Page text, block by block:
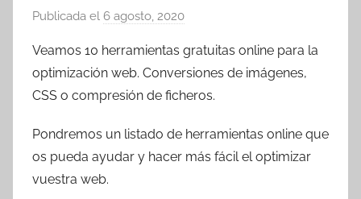
Publicada el 6 agosto, 2020
r
T
r
s
c
Veamos 10 herramientas gratuitas online para la
optimización web. Conversiones de imágenes,
CSS o compresión de ficheros.
Pondremos un listado de herramientas online que
os pueda ayudar y hacer más fácil el optimizar
vuestra web.